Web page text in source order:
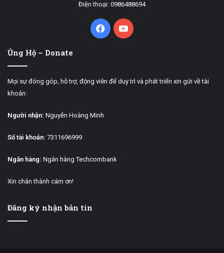
Điện thoại: 0986488694
Ủng Hộ – Donate
Mọi sự đóng góp, hỗ trợ, động viên để duy trì và phát triển xin gửi về tài
khoản:
Người nhận: Nguyễn Hoàng Minh
Số tài khoản: 7311696999
Ngân hàng: Ngân hàng Techcombank
Xin chân thành cám ơn!
Đăng ký nhận bản tin